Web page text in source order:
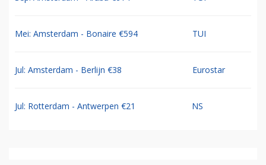
Mei: Amsterdam - Bonaire €594 TUI
Jul: Amsterdam - Berlijn €38 Eurostar
Jul: Rotterdam - Antwerpen €21 NS